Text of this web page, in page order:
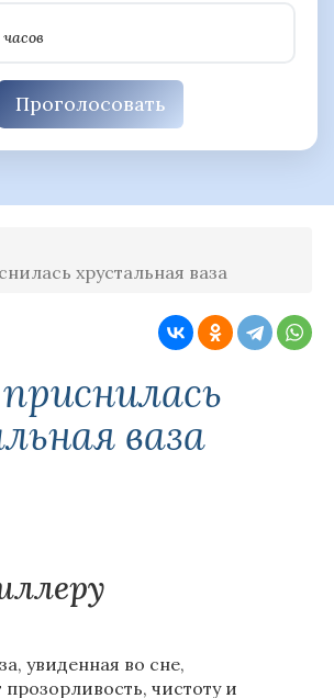
Проголосовать
хрустальная ваза
ваза
увиденная во сне,
чистоту и